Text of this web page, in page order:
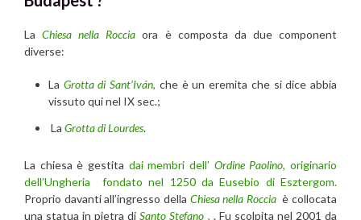
LaChiesa nella Roccia ora è composta da due component
diverse:
La Grotta di Sant’Iván, che è un eremita che si dice abbia
vissuto qui nel IX sec.;
La Grotta di Lourdes.
La chiesa è gestita dai membri dell’ Ordine Paolino, originario
dell’Ungheria fondato nel 1250 da Eusebio di Esztergom.
Proprio davanti all’ingresso della Chiesa nella Roccia è collocata
una statua in pietra diSanto Stefano , . Fu scolpita nel 2001 da